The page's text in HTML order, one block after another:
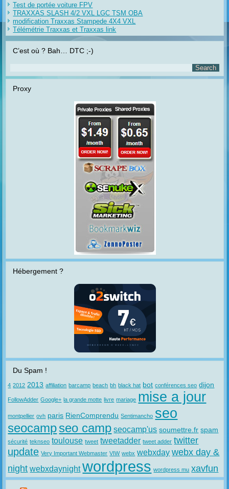
Test de portée voiture FPV
TRAXXAS SLASH 4/2 VXL LGC TSM OBA
modification Traxxas Stampede 4X4 VXL
Télémétrie Traxxas et Traxxas link
C’est où ? Bah… DTC ;-)
Proxy
Hébergement ?
Du Spam !
4 2012 2013 affiliation barcamp beach bh black hat bot conférences seo dijon
FollowAdder Google+ la grande motte livre mariage mise a jour
montpellier ovh paris RienComprendu Sentimancho seo
seocampseo camp seocamp'us soumettre.fr spam
sécurité teknseo toulouse tweet tweetadder tweet adder twitter
update Very Important Webmaster VIW webx webxday webx day &
night webxdaynight wordpress wordpress mu xavfun